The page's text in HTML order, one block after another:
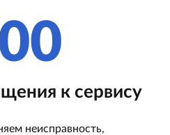
к сервису
неисправность,